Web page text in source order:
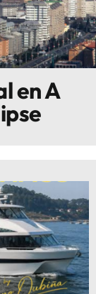
en A